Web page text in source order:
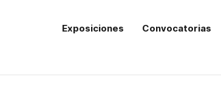
Exposiciones Convocatorias